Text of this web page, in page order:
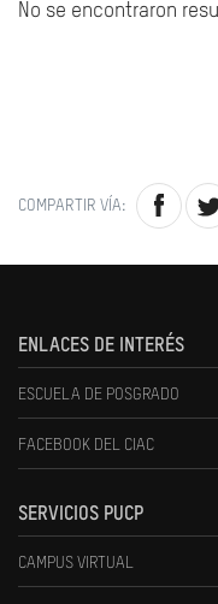
No se encontraron
COMPARTIR VÍA:
ENLACES DE INTERÉS
ESCUELA DE POSGRADO
FACEBOOK DEL CIAC
SERVICIOS PUCP
CAMPUS VIRTUAL